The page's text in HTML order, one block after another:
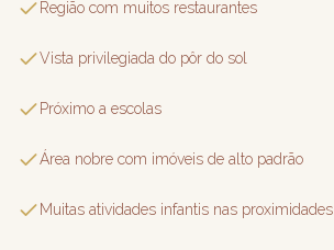
Região com muitos restaurantes
Vista privilegiada do pôr do sol
Próximo a escolas
Área nobre com imóveis de alto padrão
Muitas atividades infantis nas proximidades